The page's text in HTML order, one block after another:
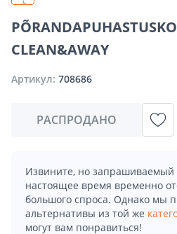
CLEAN&AWAY
Артикул: 708686
РАСПРОДАНО
Извините, но запрашиваемый
настоящее время временно
большого спроса. Однако мы
альтернативы из той же
могут вам понравиться!